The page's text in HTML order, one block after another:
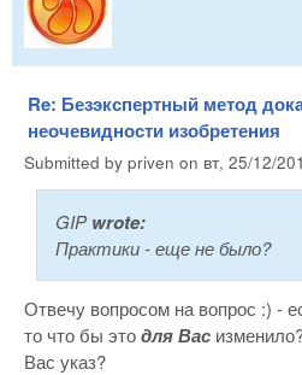
Re: Безэкспертный метод
неочевидности изобретения
Submitted by priven on вт, 25/12/
GIPwrote:
Практики - еще не было?
Отвечу вопросом на вопрос :) -
то что бы этодля Вас
Вас указ?